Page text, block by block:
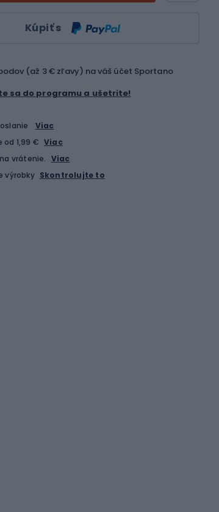
Kúpiť s
(až 3 € zľavy) na váš účet Sportano
sa do programu a ušetrite!
Viac
od 1,99 € Viac
vrátenie. Viac
výrobky Skontrolujte to